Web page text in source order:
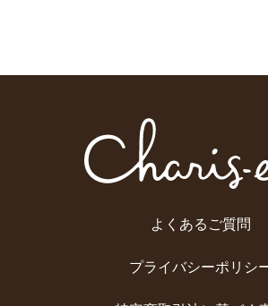
よくあるご質問
プライバシーポリシ